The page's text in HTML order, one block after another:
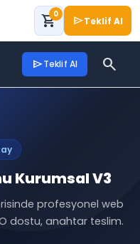
shopping_cart0 sendTeklif Al
sendTeklif Al search
Kurumsal V3
profesyonel web
dostu, anahtar teslim.